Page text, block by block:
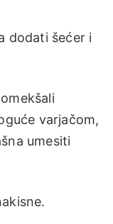
dodati šećer i
varjačom,
umesiti